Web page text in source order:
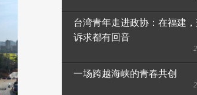
台湾青年走进政协：在福建
诉求都有回音
一场跨越海峡的青春共创